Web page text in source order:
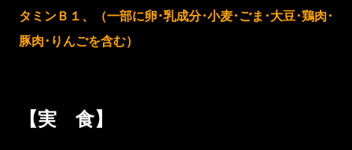
タミンＢ１、（一部に卵･乳成分･小麦･ごま･大豆･鶏肉･
豚肉･りんごを含む）
【実 食】